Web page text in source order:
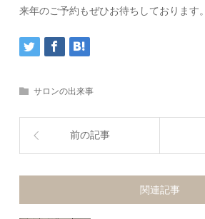
来年のご予約もぜひお待ちしております。
サロンの出来事
前の記事
関連記事